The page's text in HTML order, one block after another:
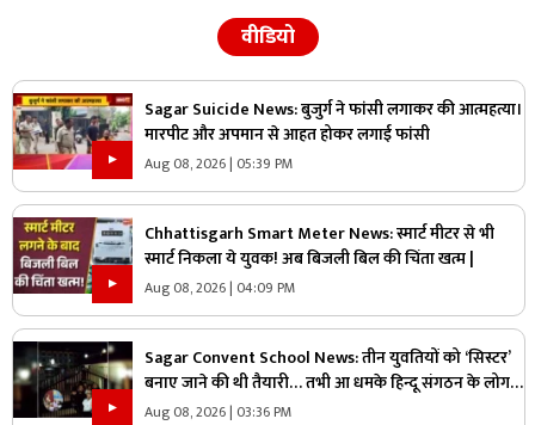
वीडियो
Sagar Suicide News: बुजुर्ग ने फांसी लगाकर की आत्महत्या।
मारपीट और अपमान से आहत होकर लगाई फांसी
Aug 08, 2026 | 05:39 PM
Chhattisgarh Smart Meter News: स्मार्ट मीटर से भी
स्मार्ट निकला ये युवक! अब बिजली बिल की चिंता खत्म |
Aug 08, 2026 | 04:09 PM
Sagar Convent School News: तीन युवतियों को ‘सिस्टर’
बनाए जाने की थी तैयारी… तभी आ धमके हिन्दू संगठन के लोग
और पुलिस, स्कूल में मचा बवाल
Aug 08, 2026 | 03:36 PM